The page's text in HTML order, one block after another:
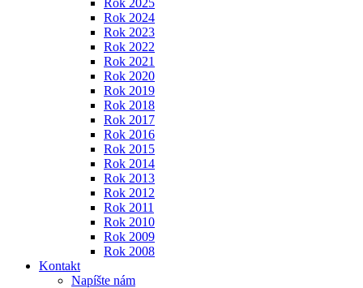
Rok 2025
Rok 2024
Rok 2023
Rok 2022
Rok 2021
Rok 2020
Rok 2019
Rok 2018
Rok 2017
Rok 2016
Rok 2015
Rok 2014
Rok 2013
Rok 2012
Rok 2011
Rok 2010
Rok 2009
Rok 2008
Kontakt
Napíšte nám